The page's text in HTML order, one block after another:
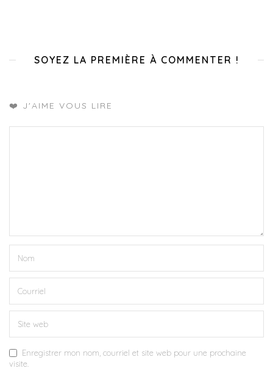
SOYEZ LA PREMIÈRE À COMMENTER !
❤️ J'AIME VOUS LIRE
Enregistrer mon nom, courriel et site web pour une prochaine
visite.